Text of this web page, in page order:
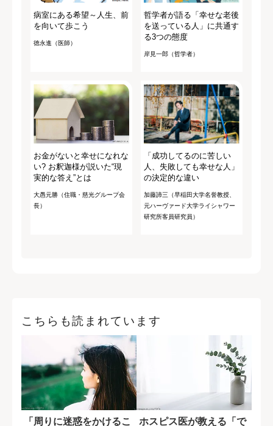
病室にある希望～人生、前
を向いて歩こう
徳永進（医師）
哲学者が語る「幸せな老後
を送っている人」に共通す
る3つの態度
岸見一郎（哲学者）
お金がないと幸せになれな
い? お釈迦様が説いた“現
実的な答え”とは
大愚元勝（住職・慈光グループ会
長）
「成功してるのに苦しい
人、失敗しても幸せな人」
の決定的な違い
加藤諦三（早稲田大学名誉教授、
元ハーヴァード大学ライシャワー
研究所客員研究員）
こちらも読まれています
「周りに迷惑をかけるこ
ホスピス医が教える「で